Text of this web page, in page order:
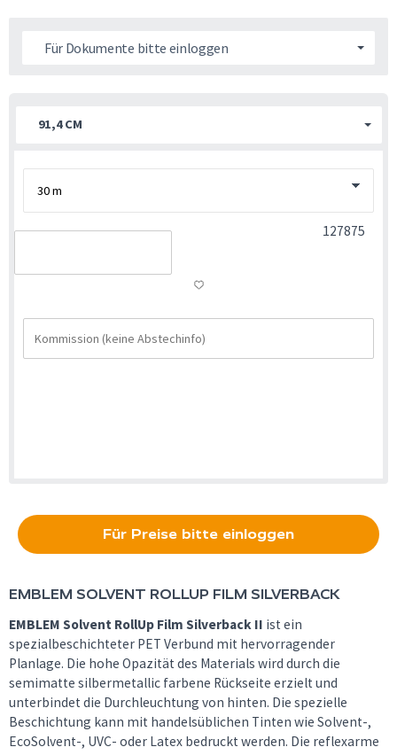
Für Dokumente bitte einloggen
91,4 CM
127875
Für Preise bitte einloggen
EMBLEM SOLVENT ROLLUP FILM SILVERBACK
EMBLEM Solvent RollUp Film Silverback II ist ein
spezialbeschichteter PET Verbund mit hervorragender
Planlage. Die hohe Opazität des Materials wird durch die
semimatte silbermetallic farbene Rückseite erzielt und
unterbindet die Durchleuchtung von hinten. Die spezielle
Beschichtung kann mit handelsüblichen Tinten wie Solvent-,
EcoSolvent-, UVC- oder Latex bedruckt werden. Die reflexarme